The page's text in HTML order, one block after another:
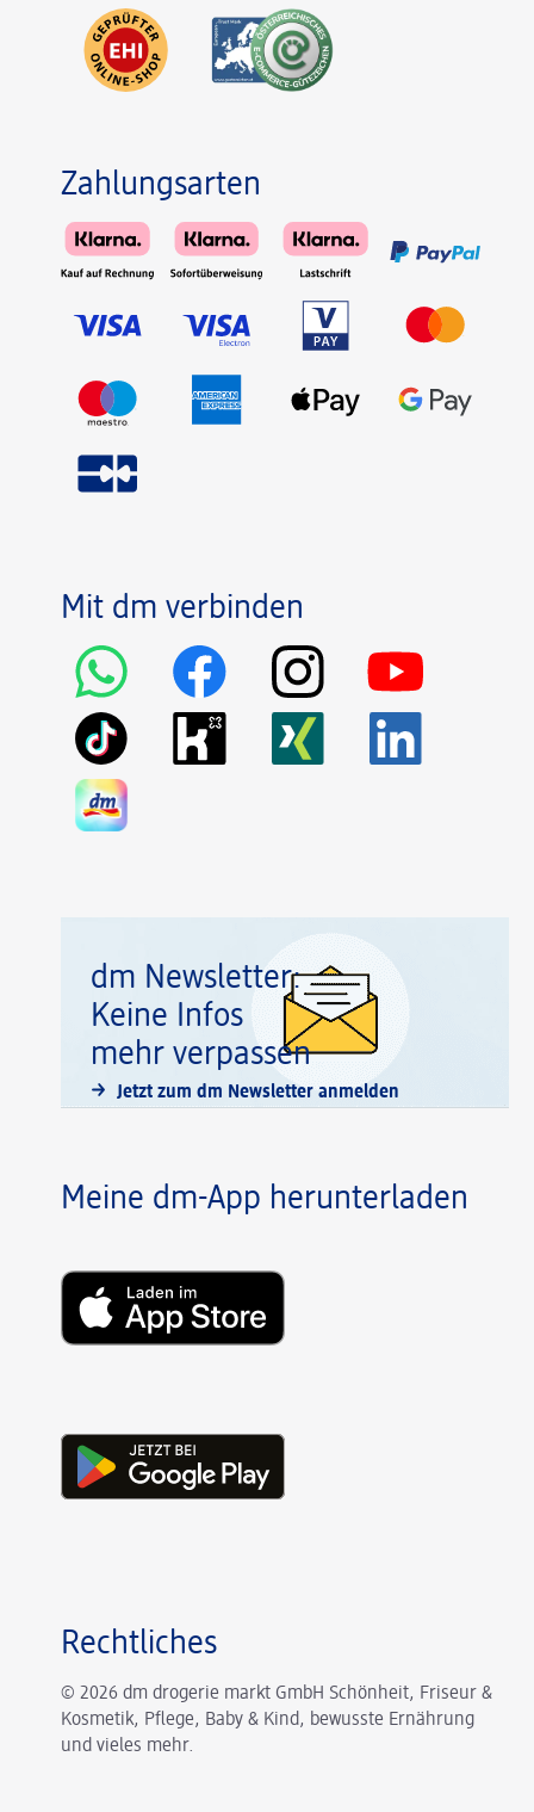
Zahlungsarten
Mit dm verbinden
dm Newsletter:
Keine Infos
mehr verpassen
Jetzt zum dm Newsletter anmelden
Meine dm-App herunterladen
Rechtliches
© 2026 dm drogerie markt GmbH Schönheit, Friseur &
Kosmetik, Pflege, Baby & Kind, bewusste Ernährung
und vieles mehr.